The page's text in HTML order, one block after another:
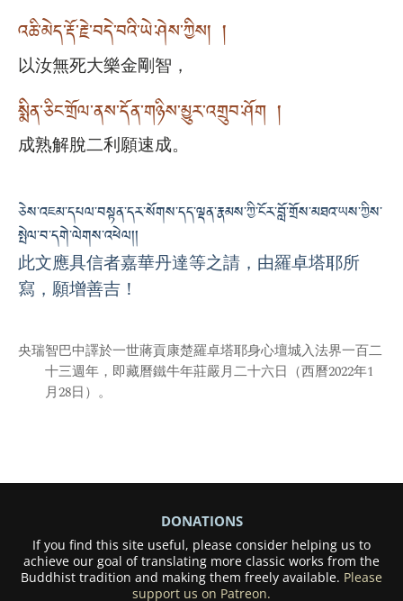
འཆི་མེད་རྡོ་རྗེ་བདེ་བའི་ཡེ་ཤེས་ཀྱིས། །
以汝無死大樂金剛智，
སྨིན་ཅིང་གྲོལ་ནས་དོན་གཉིས་མྱུར་འགྲུབ་ཤོག །
成熟解脫二利願速成。
ཅེས་འཇམ་དཔལ་བསྟན་དར་སོགས་དད་ལྡན་རྣམས་ཀྱི་ངོར་བློ་གྲོས་མཐའ་ཡས་ཀྱིས་
སྤེལ་བ་དགེ་ལེགས་འཕེལ།།
此文應具信者嘉華丹達等之請，由羅卓塔耶所
寫，願增善吉！
央瑞智巴中譯於一世蔣貢康楚羅卓塔耶身心壇城入法界一百二
十三週年，即藏曆鐵牛年莊嚴月二十六日（西曆2022年1
月28日）。
DONATIONS
If you find this site useful, please consider helping us to
achieve our goal of translating more classic works from the
Buddhist tradition and making them freely available. Please
support us on Patreon.